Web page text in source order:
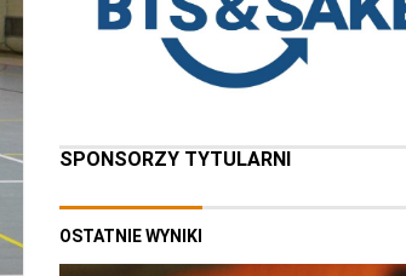
SPONSORZY TYTULARNI
OSTATNIE WYNIKI